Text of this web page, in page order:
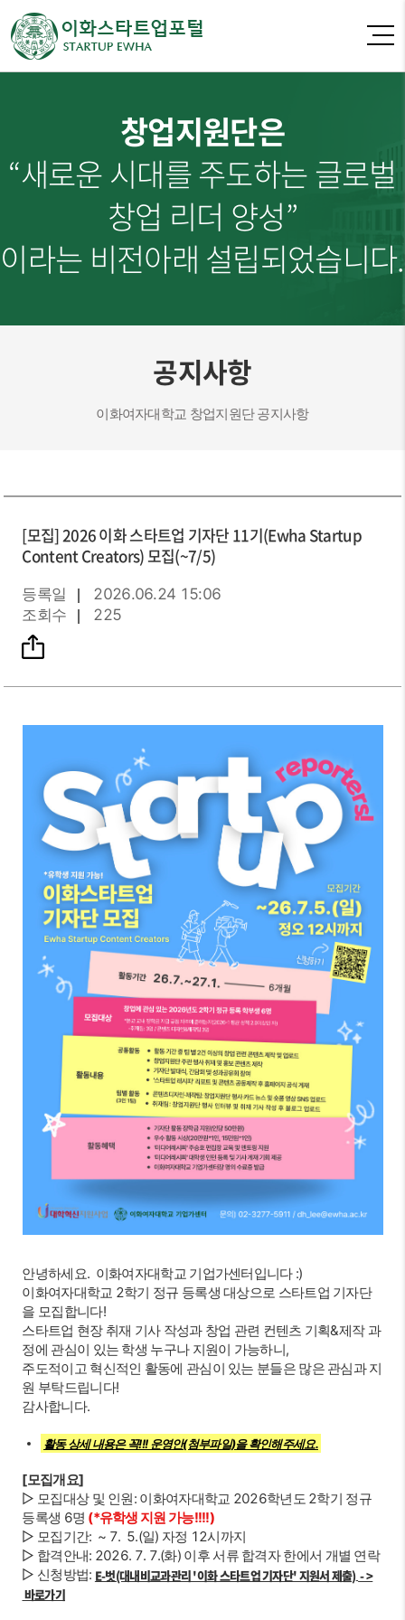
창업지원단은
“새로운 시대를 주도하는 글로벌
창업 리더 양성”
이라는 비전아래 설립되었습니다.
공지사항
이화여자대학교 창업지원단 공지사항
[모집]2026 이화 스타트업 기자단 11기(Ewha Startup
Content Creators) 모집(~7/5)
등록일
2026.06.24 15:06
조회수
225
안녕하세요. 이화여자대학교 기업가센터입니다 :)
이화여자대학교 2학기 정규 등록생 대상으로 스타트업 기자단
을 모집합니다!
스타트업 현장 취재 기사 작성과 창업 관련 컨텐츠 기획&제작 과
정에 관심이 있는 학생 누구나 지원이 가능하니,
주도적이고 혁신적인 활동에 관심이 있는 분들은 많은 관심과 지
원 부탁드립니다!
감사합니다.
활동 상세 내용은 꼭!!! 운영안(첨부파일)을 확인해주세요.
[모집개요]
▷ 모집대상 및 인원: 이화여자대학교 2026학년도 2학기 정규
등록생 6명 (*유학생 지원 가능!!!!)
▷ 모집기간: ~ 7. 5.(일) 자정 12시까지
▷ 합격안내: 2026. 7. 7.(화) 이후 서류 합격자 한에서 개별 연락
▷ 신청방법: E-벗(대내비교과관리 '이화 스타트업 기자단' 지원서 제출) - >
바로가기